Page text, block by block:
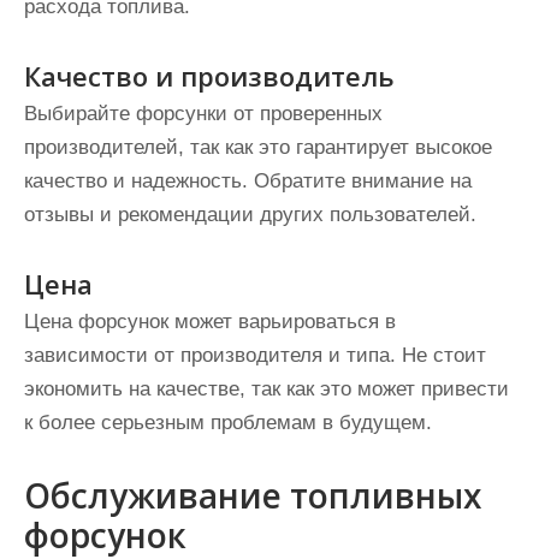
расхода топлива.
Качество и производитель
Выбирайте форсунки от проверенных
производителей, так как это гарантирует высокое
качество и надежность. Обратите внимание на
отзывы и рекомендации других пользователей.
Цена
Цена форсунок может варьироваться в
зависимости от производителя и типа. Не стоит
экономить на качестве, так как это может привести
к более серьезным проблемам в будущем.
Обслуживание топливных
форсунок